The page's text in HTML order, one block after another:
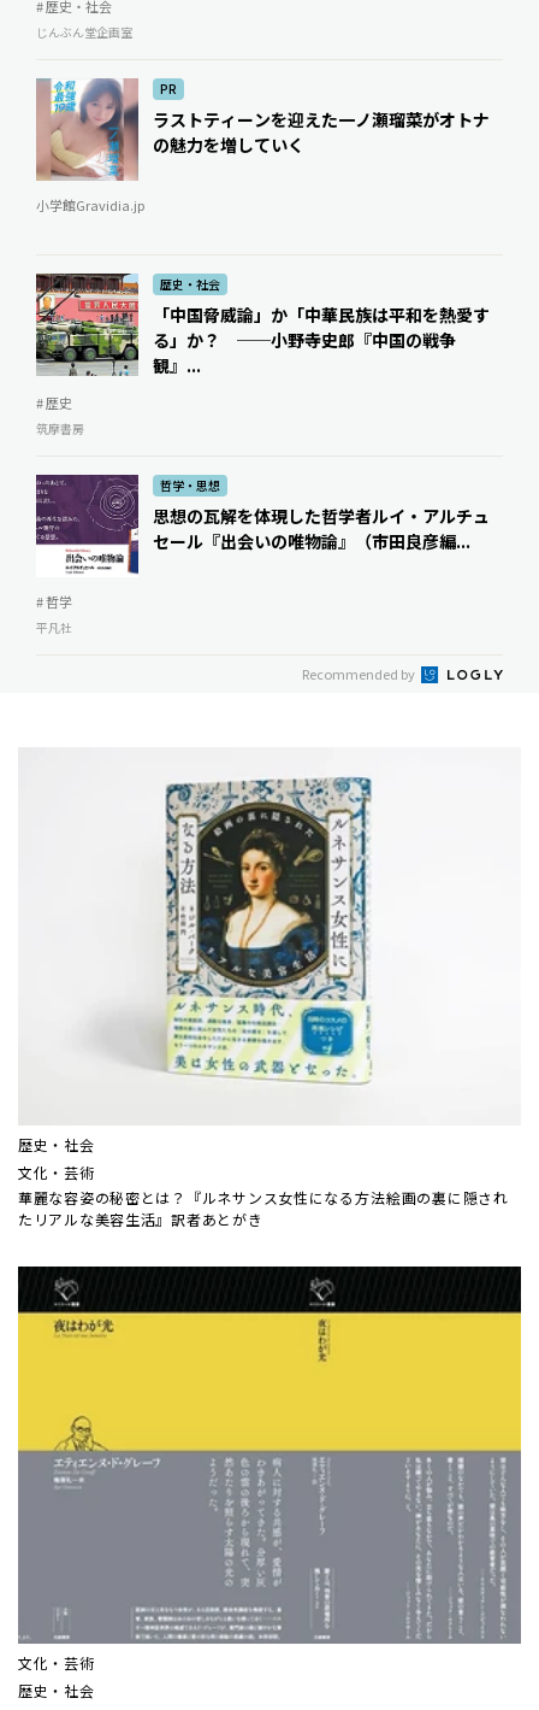
# 歴史・社会
じんぶん堂企画室
PR
ラストティーンを迎えた一ノ瀬瑠菜がオトナ
の魅力を増していく
小学館Gravidia.jp
歴史・社会
「中国脅威論」か「中華民族は平和を熱愛す
る」か？ ──小野寺史郎『中国の戦争
観』...
# 歴史
筑摩書房
哲学・思想
思想の瓦解を体現した哲学者――ルイ・アルチュ
セール『出会いの唯物論』（市田良彦編...
# 哲学
平凡社
Recommended by
歴史・社会
文化・芸術
華麗な容姿の秘密とは？『ルネサンス女性になる方法――絵画の裏に隠され
たリアルな美容生活』訳者あとがき
文化・芸術
歴史・社会